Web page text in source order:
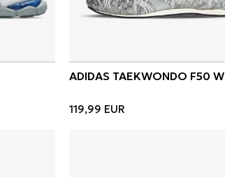
ADIDAS TAEKWONDO F50 W
119,99 EUR